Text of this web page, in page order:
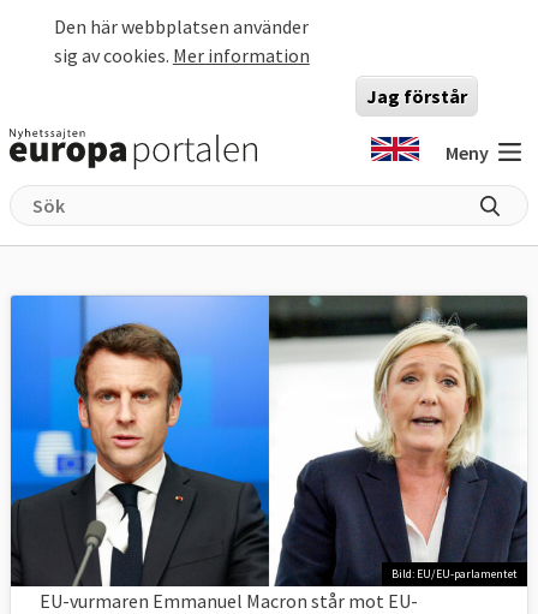
Den här webbplatsen använder
sig av cookies. Mer information
Jag förstår
Meny
Bild: EU/EU-parlamentet
EU-vurmaren Emmanuel Macron står mot EU-